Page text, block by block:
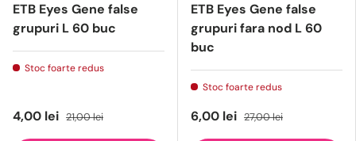
ETB Eyes Gene false
grupuri L 60 buc
Stoc foarte redus
4,00 lei 21,00 lei
ETB Eyes Gene false
grupuri fara nod L 60
buc
Stoc foarte redus
6,00 lei 27,00 lei